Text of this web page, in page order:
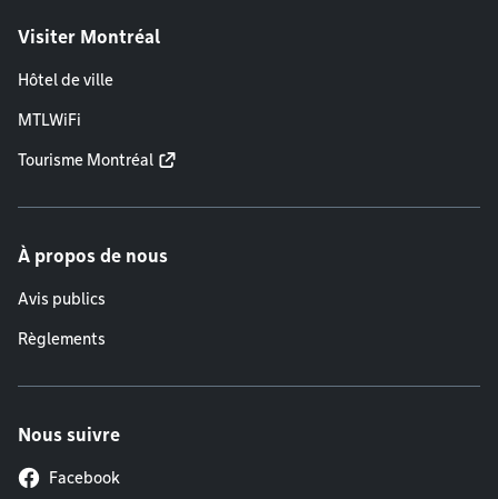
Visiter Montréal
Hôtel de ville
MTLWiFi
Tourisme Montréal
À propos de nous
Avis publics
Règlements
Nous suivre
Facebook